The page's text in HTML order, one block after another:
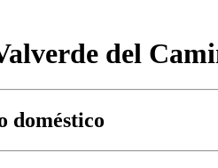
del
doméstico